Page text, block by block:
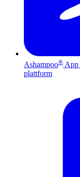
Ashampoo® App
plattform